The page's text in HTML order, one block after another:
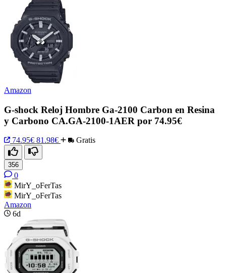
Amazon
G-shock Reloj Hombre Ga-2100 Carbon en Resina
y Carbono CA.GA-2100-1AER por 74.95€
74.95€ 81.98€ Gratis
356
0
MirY_oFerTas
MirY_oFerTas
Amazon
6d